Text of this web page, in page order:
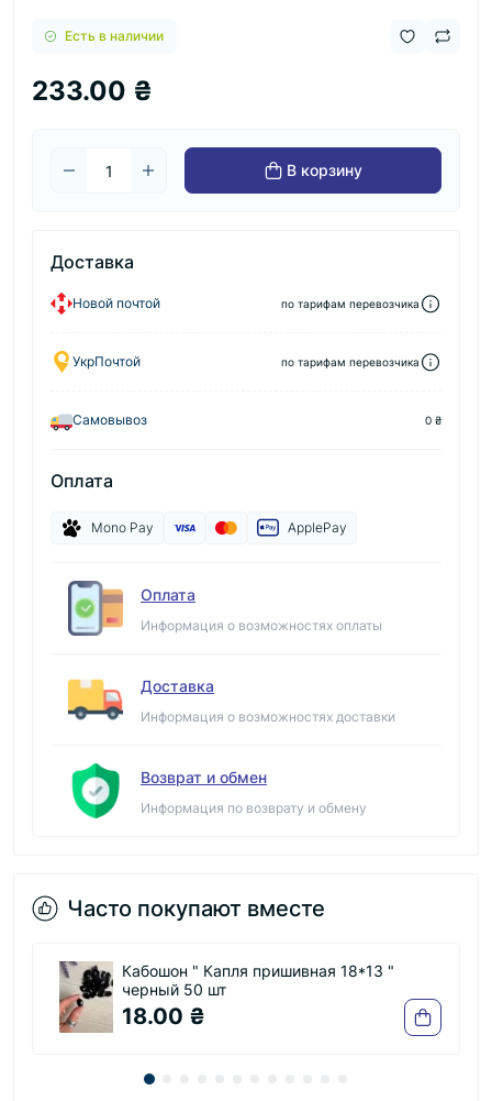
Есть в наличии
233.00 ₴
В корзину
Доставка
Новой почтой по тарифам перевозчика
УкрПочтой по тарифам перевозчика
Самовывоз 0 ₴
Оплата
Mono Pay ApplePay
Оплата
Информация о возможностях оплаты
Доставка
Информация о возможностях доставки
Возврат и обмен
Информация по возврату и обмену
Часто покупают вместе
Кабошон " Капля пришивная 18*13 "
черный 50 шт
18.00 ₴